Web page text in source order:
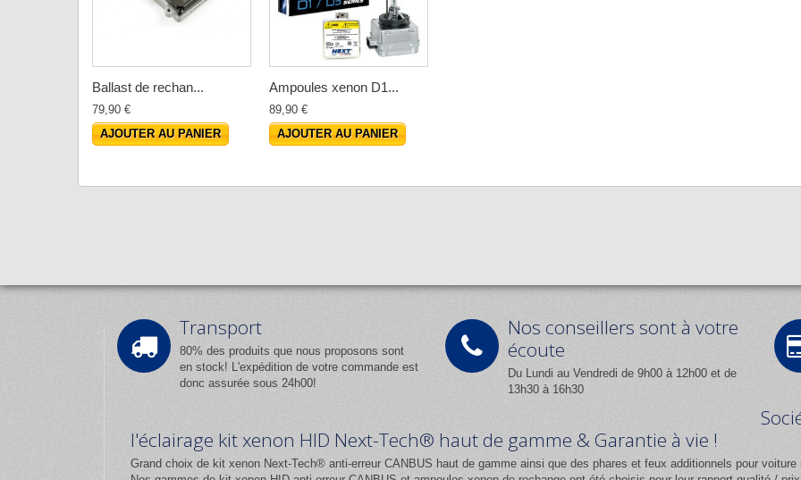
Ballast de rechan...
79,90 €
AJOUTER AU PANIER
Ampoules xenon D1...
89,90 €
AJOUTER AU PANIER
Transport
80% des produits que nous proposons sont
en stock! L'expédition de votre commande est
donc assurée sous 24h00!
Nos conseillers sont à votre
écoute
Du Lundi au Vendredi de 9h00 à 12h00 et de
13h30 à 16h30
l'éclairage kit xenon HID Next-Tech® haut de gamme & Garantie à vie !
Grand choix de kit xenon Next-Tech® anti-erreur CANBUS haut de gamme ainsi que des phares et feux additionnels pour